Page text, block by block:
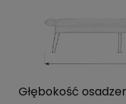
Głębokość